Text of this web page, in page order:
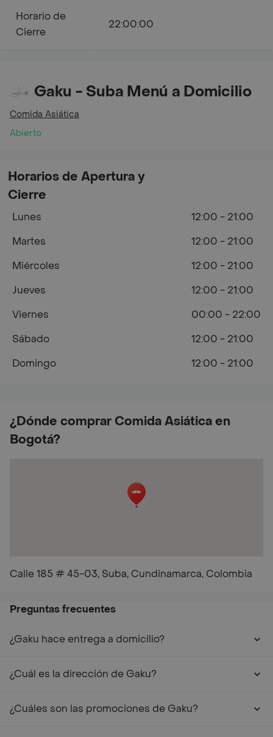
Horario de
Cierre
22:00:00
Gaku - Suba Menú a Domicilio
Comida Asiática
Abierto
¿Dónde comprar Comida Asiática en
Bogotá?
Calle 185 # 45-03, Suba, Cundinamarca, Colombia
Horarios de Apertura y
Cierre
Lunes
12:00 - 21:00
Martes
12:00 - 21:00
Miércoles
12:00 - 21:00
Jueves
12:00 - 21:00
Viernes
00:00 - 22:00
Sábado
12:00 - 21:00
Domingo
12:00 - 21:00
Preguntas frecuentes
¿Gaku hace entrega a domicilio?
¿Cuál es la dirección de Gaku?
¿Cuáles son las promociones de Gaku?